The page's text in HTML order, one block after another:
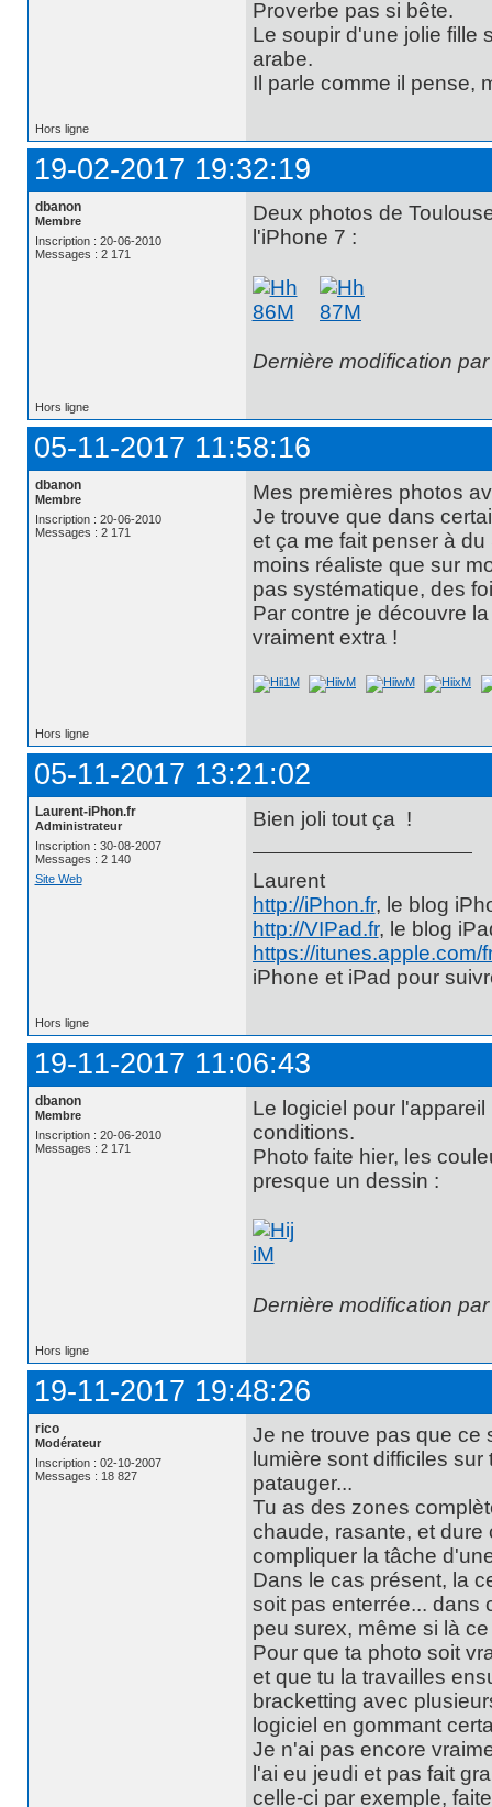
Proverbe pas si bête.
Le soupir d'une jolie fille
arabe.
Il parle comme il pense,
Hors ligne
19-02-2017 19:32:19
dbanon
Membre
Inscription : 20-06-2010
Messages : 2 171
Deux photos de
l'iPhone 7 :
Dernière modification
Hors ligne
05-11-2017 11:58:16
dbanon
Membre
Inscription : 20-06-2010
Messages : 2 171
Mes premières photos
Je trouve que dans
et ça me fait penser à
moins réaliste que sur
pas systématique, des
Par contre je découvre
vraiment extra !
Hors ligne
05-11-2017 13:21:02
Laurent-iPhon.fr
Administrateur
Inscription : 30-08-2007
Messages : 2 140
Site Web
Bien joli tout ça !
Laurent
http://iPhon.fr, le blog
http://VIPad.fr, le blog
https://
iPhone et iPad pour
Hors ligne
19-11-2017 11:06:43
dbanon
Membre
Inscription : 20-06-2010
Messages : 2 171
Le logiciel pour
conditions.
Photo faite hier, les
presque un dessin :
Dernière modification
Hors ligne
19-11-2017 19:48:26
rico
Modérateur
Inscription : 02-10-2007
Messages : 18 827
Je ne trouve pas que ce
lumière sont difficiles
patauger...
Tu as des zones
chaude, rasante, et dure
compliquer la tâche
Dans le cas présent, la
soit pas enterrée... dans
peu surex, même si là
Pour que ta photo soit
et que tu la travailles
bracketting avec
logiciel en gommant
Je n'ai pas encore
l'ai eu jeudi et pas fait
celle-ci par exemple,